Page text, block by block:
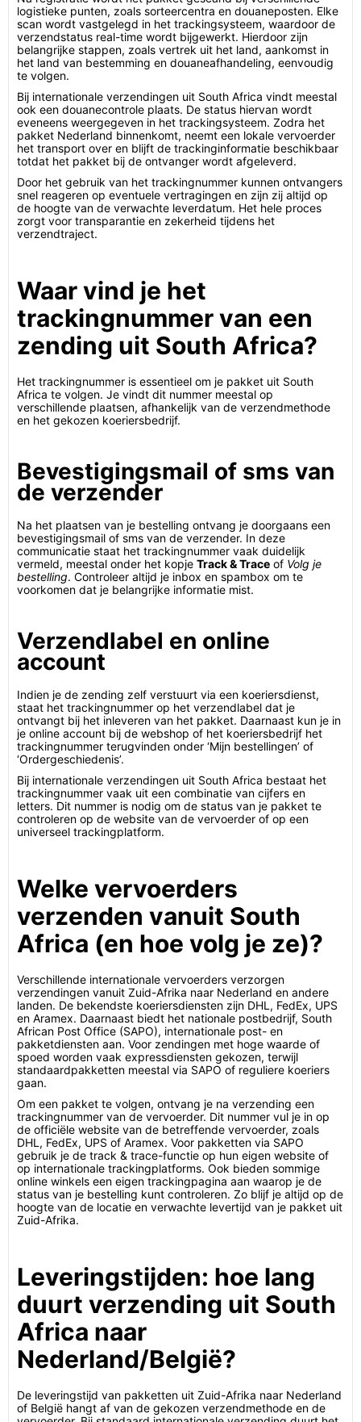
logistieke punten, zoals sorteercentra en douaneposten. Elke
scan wordt vastgelegd in het trackingsysteem, waardoor de
verzendstatus real-time wordt bijgewerkt. Hierdoor zijn
belangrijke stappen, zoals vertrek uit het land, aankomst in
het land van bestemming en douaneafhandeling, eenvoudig
te volgen.
Bij internationale verzendingen uit South Africa vindt meestal
ook een douanecontrole plaats. De status hiervan wordt
eveneens weergegeven in het trackingsysteem. Zodra het
pakket Nederland binnenkomt, neemt een lokale vervoerder
het transport over en blijft de trackinginformatie beschikbaar
totdat het pakket bij de ontvanger wordt afgeleverd.
Door het gebruik van het trackingnummer kunnen ontvangers
snel reageren op eventuele vertragingen en zijn zij altijd op
de hoogte van de verwachte leverdatum. Het hele proces
zorgt voor transparantie en zekerheid tijdens het
verzendtraject.
Waar vind je het
trackingnummer van een
zending uit South Africa?
Het trackingnummer is essentieel om je pakket uit South
Africa te volgen. Je vindt dit nummer meestal op
verschillende plaatsen, afhankelijk van de verzendmethode
en het gekozen koeriersbedrijf.
Bevestigingsmail of sms van
de verzender
Na het plaatsen van je bestelling ontvang je doorgaans een
bevestigingsmail of sms van de verzender. In deze
communicatie staat het trackingnummer vaak duidelijk
vermeld, meestal onder het kopje Track & Trace of Volg je
bestelling. Controleer altijd je inbox en spambox om te
voorkomen dat je belangrijke informatie mist.
Verzendlabel en online
account
Indien je de zending zelf verstuurt via een koeriersdienst,
staat het trackingnummer op het verzendlabel dat je
ontvangt bij het inleveren van het pakket. Daarnaast kun je in
je online account bij de webshop of het koeriersbedrijf het
trackingnummer terugvinden onder ‘Mijn bestellingen’ of
‘Ordergeschiedenis’.
Bij internationale verzendingen uit South Africa bestaat het
trackingnummer vaak uit een combinatie van cijfers en
letters. Dit nummer is nodig om de status van je pakket te
controleren op de website van de vervoerder of op een
universeel trackingplatform.
Welke vervoerders
verzenden vanuit South
Africa (en hoe volg je ze)?
Verschillende internationale vervoerders verzorgen
verzendingen vanuit Zuid-Afrika naar Nederland en andere
landen. De bekendste koeriersdiensten zijn DHL, FedEx, UPS
en Aramex. Daarnaast biedt het nationale postbedrijf, South
African Post Office (SAPO), internationale post- en
pakketdiensten aan. Voor zendingen met hoge waarde of
spoed worden vaak expressdiensten gekozen, terwijl
standaardpakketten meestal via SAPO of reguliere koeriers
gaan.
Om een pakket te volgen, ontvang je na verzending een
trackingnummer van de vervoerder. Dit nummer vul je in op
de officiële website van de betreffende vervoerder, zoals
DHL, FedEx, UPS of Aramex. Voor pakketten via SAPO
gebruik je de track & trace-functie op hun eigen website of
op internationale trackingplatforms. Ook bieden sommige
online winkels een eigen trackingpagina aan waarop je de
status van je bestelling kunt controleren. Zo blijf je altijd op de
hoogte van de locatie en verwachte levertijd van je pakket uit
Zuid-Afrika.
Leveringstijden: hoe lang
duurt verzending uit South
Africa naar
Nederland/België?
De leveringstijd van pakketten uit Zuid-Afrika naar Nederland
of België hangt af van de gekozen verzendmethode en de